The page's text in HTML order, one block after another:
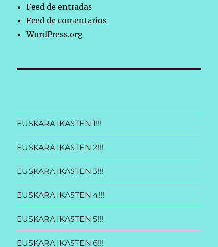
Feed de entradas
Feed de comentarios
WordPress.org
EUSKARA IKASTEN 1!!!
EUSKARA IKASTEN 2!!!
EUSKARA IKASTEN 3!!!
EUSKARA IKASTEN 4!!!
EUSKARA IKASTEN 5!!!
EUSKARA IKASTEN 6!!!